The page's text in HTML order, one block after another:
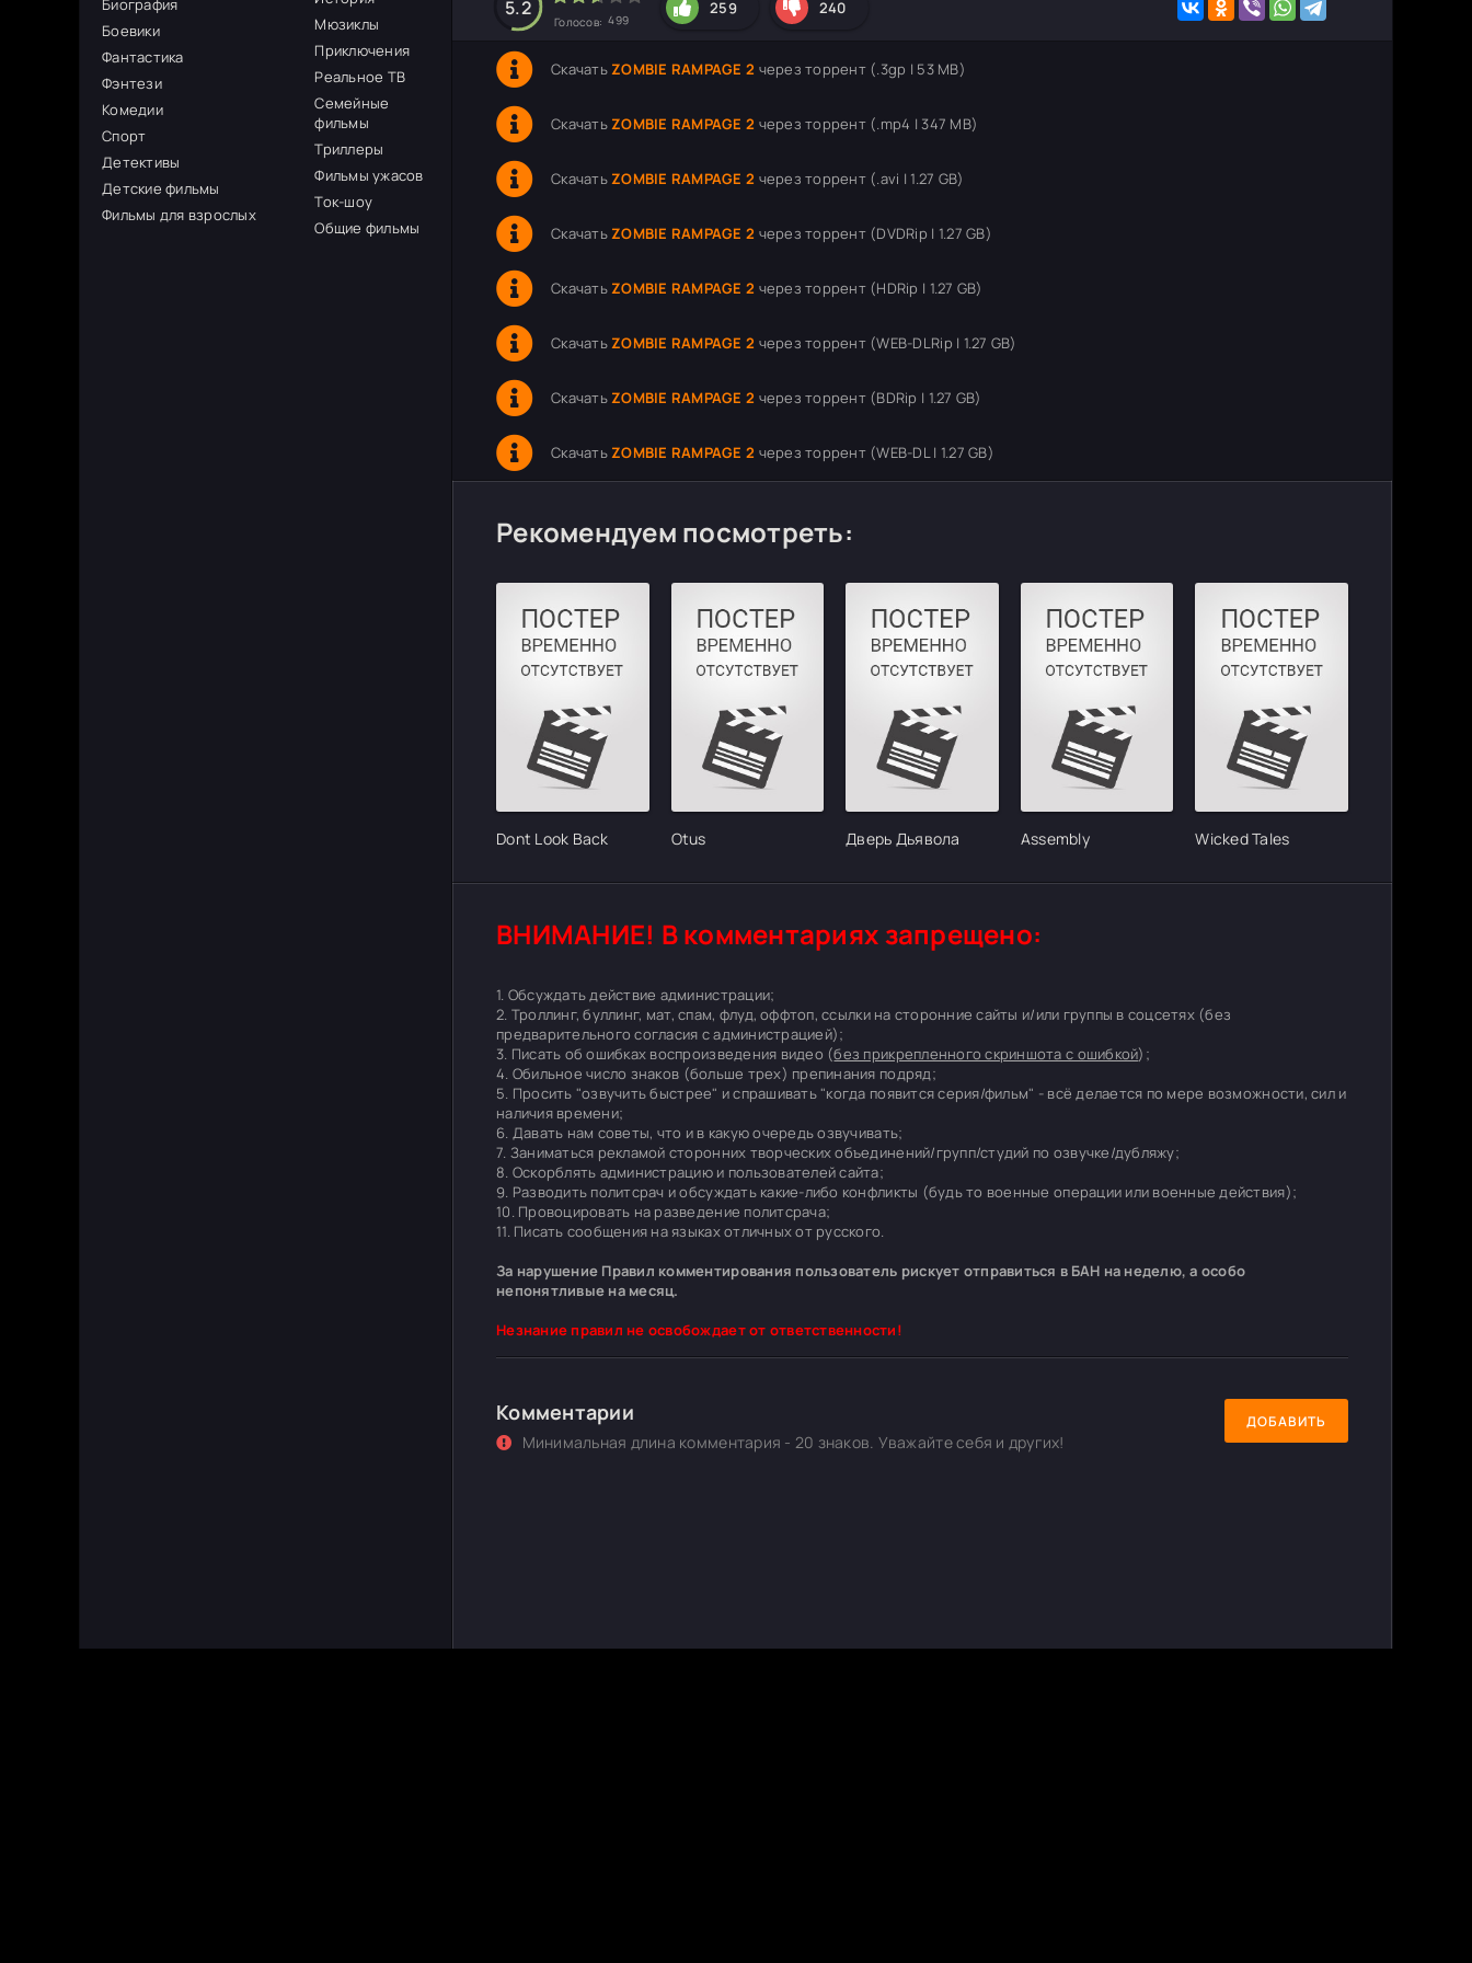
Биография
Боевики
Фантастика
Фэнтези
Комедии
Спорт
Детективы
Детские фильмы
Фильмы для взрослых
Мюзиклы
Приключения
Реальное ТВ
Семейные
фильмы
Триллеры
Фильмы ужасов
Ток-шоу
Общие фильмы
5.2
Голосов: 499
259 240
СкачатьZOMBIE RAMPAGE 2 через торрент (.3gp | 53 MB)
СкачатьZOMBIE RAMPAGE 2 через торрент (.mp4 | 347 MB)
СкачатьZOMBIE RAMPAGE 2 через торрент (.avi | 1.27 GB)
СкачатьZOMBIE RAMPAGE 2 через торрент (DVDRip | 1.27 GB)
СкачатьZOMBIE RAMPAGE 2 через торрент (HDRip | 1.27 GB)
СкачатьZOMBIE RAMPAGE 2 через торрент (WEB-DLRip | 1.27 GB)
СкачатьZOMBIE RAMPAGE 2 через торрент (BDRip | 1.27 GB)
СкачатьZOMBIE RAMPAGE 2 через торрент (WEB-DL | 1.27 GB)
Рекомендуем посмотреть:
Dont Look Back Otus Дверь Дьявола Assembly Wicked Tales
ВНИМАНИЕ! В комментариях запрещено:
1. Обсуждать действие администрации;
2. Троллинг, буллинг, мат, спам, флуд, оффтоп, ссылки на сторонние сайты и/или группы в соцсетях (без
предварительного согласия с администрацией);
3. Писать об ошибках воспроизведения видео (без прикрепленного скриншота с ошибкой);
4. Обильное число знаков (больше трех) препинания подряд;
5. Просить "озвучить быстрее" и спрашивать "когда появится серия/фильм" - всё делается по мере возможности, сил и
наличия времени;
6. Давать нам советы, что и в какую очередь озвучивать;
7. Заниматься рекламой сторонних творческих объединений/групп/студий по озвучке/дубляжу;
8. Оскорблять администрацию и пользователей сайта;
9. Разводить политсрач и обсуждать какие-либо конфликты (будь то военные операции или военные действия);
10. Провоцировать на разведение политсрача;
11. Писать сообщения на языках отличных от русского.
За нарушение Правил комментирования пользователь рискует отправиться в БАН на неделю, а особо
непонятливые на месяц.
Незнание правил не освобождает от ответственности!
Комментарии
Минимальная длина комментария - 20 знаков. Уважайте себя и других!
ДОБАВИТЬ